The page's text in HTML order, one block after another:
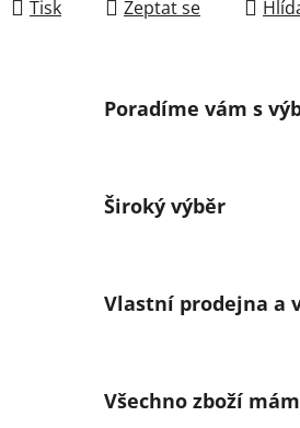
Tisk
Zeptat se
Poradíme vám s
Široký výběr
Vlastní prodejna a
Všechno zboží